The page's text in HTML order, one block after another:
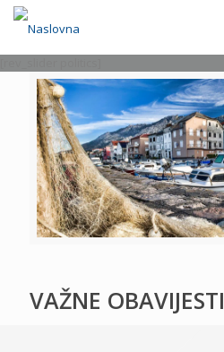
VAŽNE OBAVIJESTI